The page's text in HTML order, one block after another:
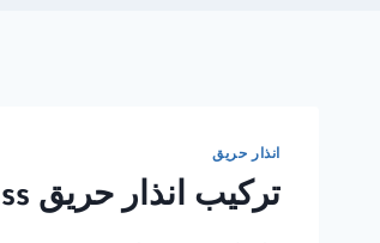
انذار حريق
تركيب انذار حريق FireClass في القاهرة